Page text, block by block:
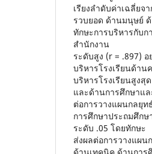
เรียงลำดับค่าเฉลี่ย
รวบยอด ด้านมนุษย์
ทักษะการบริหารกับก
สำนักงาน เขตพื้น
ระดับสูง (r = .897)
บริหารโรงเรียนด้า
บริหารโรงเรียนสูง
และด้านการศึกษาแ
ต่อการวางแผนกล
การศึกษาประถมศึก
ระดับ .05 โดยทัก
ส่งผลต่อการวางแผน